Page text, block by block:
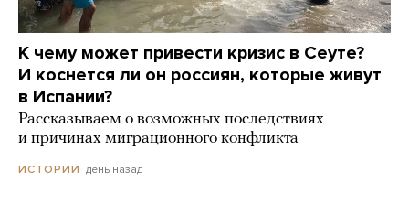
К чему может привести кризис в Сеуте?
И коснется ли он россиян, которые живут
в Испании?
Рассказываем о возможных последствиях
и причинах миграционного конфликта
ИСТОРИИ день назад